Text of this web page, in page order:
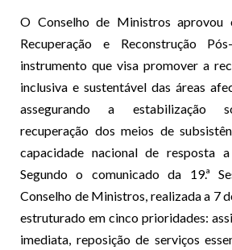
O Conselho de Ministros aprovou
Recuperação e Reconstrução
instrumento que visa promover a
inclusiva e sustentável das áreas
assegurando a estabilização
recuperação dos meios de
capacidade nacional de resposta
Segundo o comunicado da 19.ª
Conselho de Ministros, realizada a 7
estruturado em cinco prioridades:
imediata, reposição de serviços